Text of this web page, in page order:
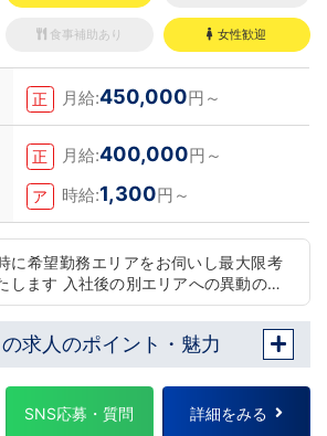
食事補助あり 女性歓迎
正 月給:450,000円～
正 月給:400,000円～
ア 時給:1,300円～
に希望勤務エリアをお伺いし最大限考
します 入社後の別エリアへの異動の可
す 下記いずれかの店舗に配属
反田：五反田駅から徒歩2分 池袋：池
口から徒歩2分 吉原：三ノ輪駅から徒
ら徒歩
端駅から徒歩8分 北海道 札幌：す
求人のポイント・魅力
SNS応募・質問 詳細をみる